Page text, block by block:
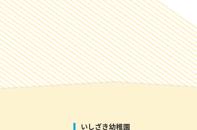
いしざき幼稚園